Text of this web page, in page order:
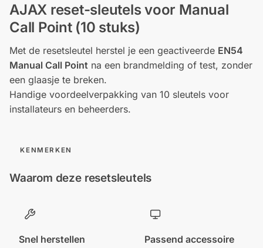
AJAX reset-sleutels voor Manual
Call Point (10 stuks)
Met de resetsleutel herstel je een geactiveerde EN54
Manual Call Point na een brandmelding of test, zonder
een glaasje te breken.
Handige voordeelverpakking van 10 sleutels voor
installateurs en beheerders.
KENMERKEN
Waarom deze resetsleutels
Snel herstellen Passend accessoire